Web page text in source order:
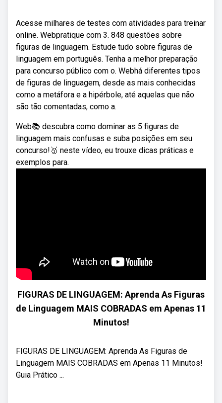
Acesse milhares de testes com atividades para treinar
online. Webpratique com 3. 848 questões sobre
figuras de linguagem. Estude tudo sobre figuras de
linguagem em português. Tenha a melhor preparação
para concurso público com o. Webhá diferentes tipos
de figuras de linguagem, desde as mais conhecidas
como a metáfora e a hipérbole, até aquelas que não
são tão comentadas, como a.
Web📚 descubra como dominar as 5 figuras de
linguagem mais confusas e suba posições em seu
concurso!🥇 neste vídeo, eu trouxe dicas práticas e
exemplos para.
FIGURAS DE LINGUAGEM: Aprenda As Figuras
de Linguagem MAIS COBRADAS em Apenas 11
Minutos!
FIGURAS DE LINGUAGEM: Aprenda As Figuras de
Linguagem MAIS COBRADAS em Apenas 11 Minutos! ‍
Guia Prático ...